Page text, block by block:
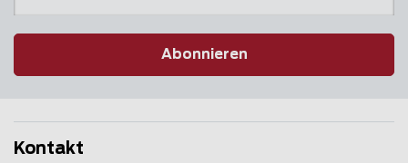
Abonnieren
Kontakt